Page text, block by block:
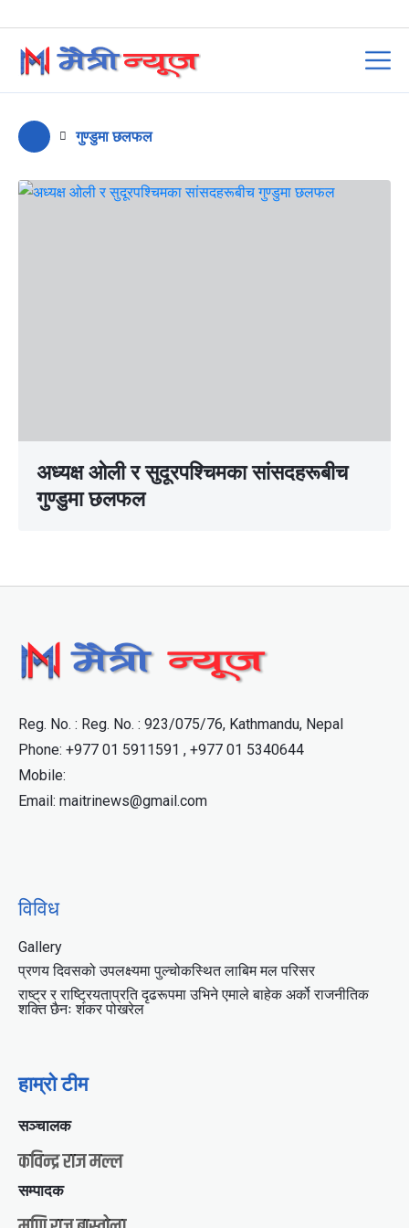
गुण्डुमा छलफल
अध्यक्ष ओली र सुदूरपश्चिमका सांसदहरूबीच
गुण्डुमा छलफल
Reg. No. : Reg. No. : 923/075/76, Kathmandu, Nepal
Phone: +977 01 5911591 , +977 01 5340644
Mobile:
Email: maitrinews@gmail.com
विविध
Gallery
प्रणय दिवसको उपलक्ष्यमा पुल्चोकस्थित लाबिम मल परिसर
राष्ट्र र राष्ट्रियताप्रति दृढरूपमा उभिने एमाले बाहेक अर्को राजनीतिक
शक्ति छैनः शंकर पोखरेल
हाम्रो टीम
सञ्चालक
कविन्द्र राज मल्ल
सम्पादक